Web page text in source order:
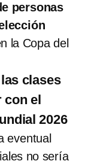
personas
la Copa del
clases
el
2026
eventual
no sería